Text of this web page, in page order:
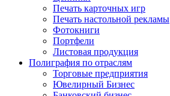
Печать карточных игр
Печать настольной рекламы
Фотокниги
Портфели
Листовая продукция
Полиграфия по отраслям
Торговые предприятия
Ювелирный Бизнес